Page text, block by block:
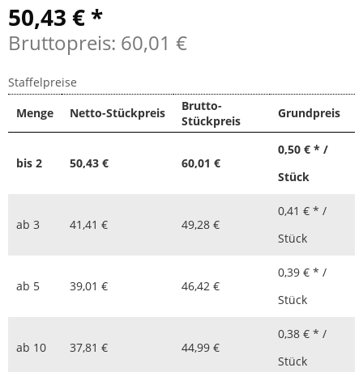
50,43 € *
Bruttopreis: 60,01 €
Staffelpreise
Menge
Netto-Stückpreis
Brutto-
Stückpreis
Grundpreis
bis 2 50,43 € 60,01 €
0,50 € * /
Stück
ab 3 41,41 € 49,28 €
0,41 € * /
Stück
ab 5 39,01 € 46,42 €
0,39 € * /
Stück
ab 10 37,81 € 44,99 €
0,38 € * /
Stück